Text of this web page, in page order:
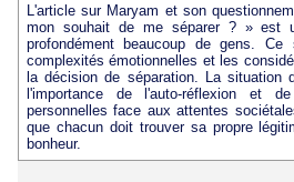
L'article sur Maryam et son
mon souhait de me séparer ? » est
profondément beaucoup de gens.
complexités émotionnelles et les
la décision de séparation. La situation
l'importance de l'auto-réflexion et
personnelles face aux attentes
que chacun doit trouver sa propre
bonheur.